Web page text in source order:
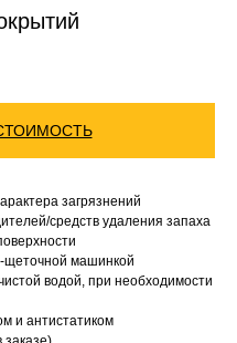
загрязнений
средств удаления запаха
щеточной машинкой
водой, при необходимости
и антистатиком